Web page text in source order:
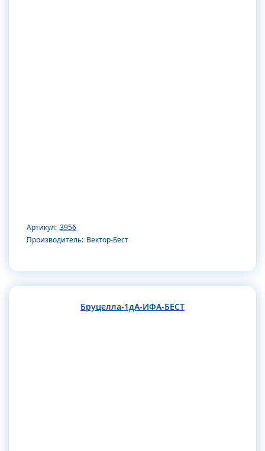
Артикул: 3956
Производитель: Вектор-Бест
Бруцелла-1дА-ИФА-БЕСТ